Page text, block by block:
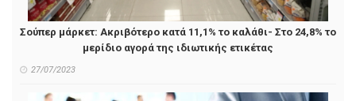
Σούπερ μάρκετ: Ακριβότερο κατά 11,1% το καλάθι- Στο 24,8% το
μερίδιο αγορά της ιδιωτικής ετικέτας
27/07/2023